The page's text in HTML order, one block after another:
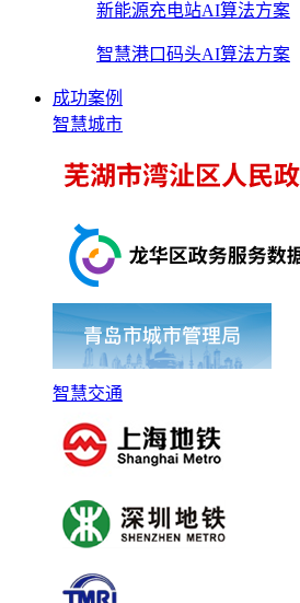
新能源充电站AI算法方案
智慧港口码头AI算法方案
成功案例
智慧城市
智慧交通